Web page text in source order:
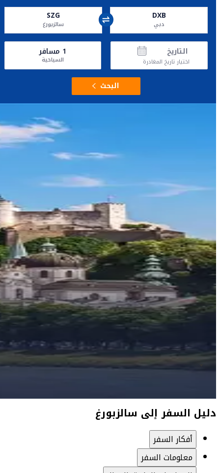
DXB
دبي
SZG
سالزبورغ
التاريخ
اختيار تاريخ المغادرة
1 مسافر
السياحية
البحث
دليل السفر إلى سالزبورغ
أفكار السفر
معلومات السفر